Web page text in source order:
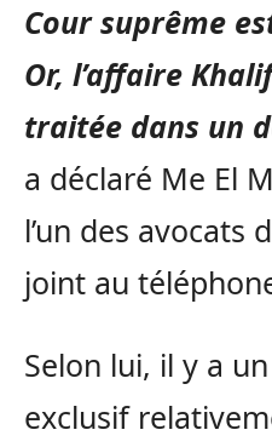
Cour suprême
Or, l’affaire
traitée dans un
a déclaré Me El
l’un des avocats
joint au
Selon lui, il y a
exclusif